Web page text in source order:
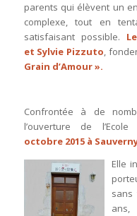
parents qui élèvent un
complexe, tout en
satisfaisant possible.
et Sylvie Pizzuto,
Grain d’Amour».
Confrontée à de
l’ouverture de
octobre 2015 à
Elle
sans